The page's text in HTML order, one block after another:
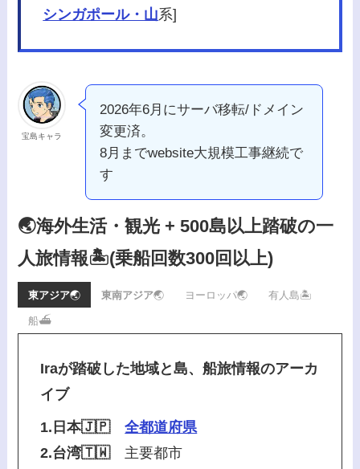
シンガポール・山系]
宝島キャラ
2026年6月にサーバ移転/ドメイン
変更済。
8月までwebsite大規模工事継続で
す
🌏海外生活・観光 + 500島以上踏破の一
人旅情報🏝️(乗船回数300回以上)
東アジア🌏 東南アジア🌏 ヨーロッパ🌏 有人島🏝️
船⛴️
Iraが踏破した地域と島、船旅情報のアーカ
イブ
1.日本🇯🇵
全都道府県
2.台湾🇹🇼主要都市